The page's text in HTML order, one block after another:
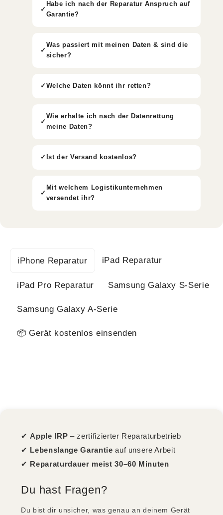
Habe ich nach der Reparatur Anspruch auf
Garantie?
Was passiert mit meinen Daten & sind die
sicher?
Welche Daten könnt ihr retten?
Wie erhalte ich nach der Datenrettung
meine Daten?
Ist der Versand kostenlos?
Mit welchem Logistikunternehmen
versendet ihr?
iPhone Reparatur iPad Reparatur
iPad Pro Reparatur Samsung Galaxy S-Serie
Samsung Galaxy A-Serie
📦 Gerät kostenlos einsenden
✔ Apple IRP – zertifizierter Reparaturbetrieb
✔
Lebenslange Garantie auf unsere Arbeit
✔
Reparaturdauer meist 30–60 Minuten
Du hast Fragen?
Du bist dir unsicher, was genau an deinem Gerät